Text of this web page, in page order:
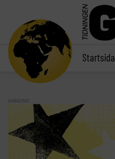
Startsida
ANNONS